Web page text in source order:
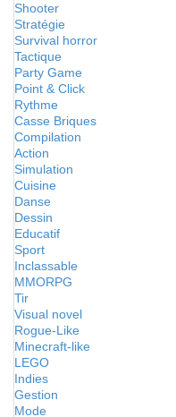
Shooter
Stratégie
Survival horror
Tactique
Party Game
Point & Click
Rythme
Casse Briques
Compilation
Action
Simulation
Cuisine
Danse
Dessin
Educatif
Sport
Inclassable
MMORPG
Tir
Visual novel
Rogue-Like
Minecraft-like
LEGO
Indies
Gestion
Mode